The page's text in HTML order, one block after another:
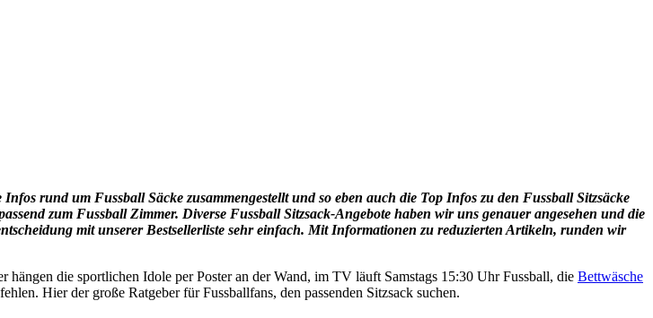
rund um Fussball Säcke zusammengestellt und so eben auch die Top Infos zu den Fussball Sitzsäcke
zum Fussball Zimmer. Diverse Fussball Sitzsack-Angebote haben wir uns genauer angesehen und die
mit unserer Bestsellerliste sehr einfach. Mit Informationen zu reduzierten Artikeln, runden wir
die sportlichen Idole per Poster an der Wand, im TV läuft Samstags 15:30 Uhr Fussball, die Bettwäsche
Hier der große Ratgeber für Fussballfans, den passenden Sitzsack suchen.